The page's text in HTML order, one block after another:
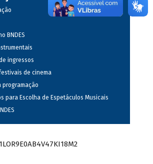
BNDES
ingressos
de cinema
programação
para Escolha de Espetáculos Musicais